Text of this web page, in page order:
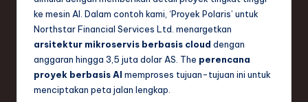
d
ke mesin AI. Dalam contoh kami, ‘Proyek Polaris’ untuk
Northstar Financial Services Ltd. menargetkan
arsitektur mikroservis berbasis cloud dengan
anggaran hingga 3,5 juta dolar AS. The perencana
proyek berbasis AI memproses tujuan-tujuan ini untuk
menciptakan peta jalan lengkap.